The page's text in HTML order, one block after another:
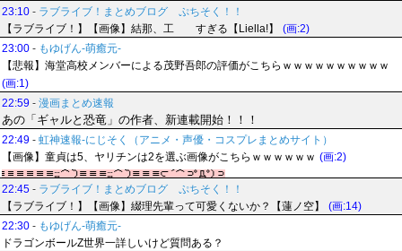
23:10 - ラブライブ！まとめブログ ぷちそく！！
【ラブライブ！】【画像】結那、工 すぎる【Liella!】
(画:2)
23:00 - もゆげん-萌癒元-
【悲報】海堂高校メンバーによる茂野吾郎の評価がこちらｗｗｗｗｗｗｗｗｗｗ
(画:1)
22:59 - 漫画まとめ速報
あの「ギャルと恐竜」の作者、新連載開始！！！
22:49 - 虹神速報-にじそく（アニメ・声優・コスプレまとめサイト）
【画像】童貞は5、ヤリチンは2を選ぶ画像がこちらｗｗｗｗｗｗ (画:2)
22:45 - ラブライブ！まとめブログ ぷちそく！！
【ラブライブ！】【画像】綴理先輩って可愛くないか？【蓮ノ空】
(画:14)
22:30 - もゆげん-萌癒元-
ドラゴンボールZ世界一詳しいけど質問ある？